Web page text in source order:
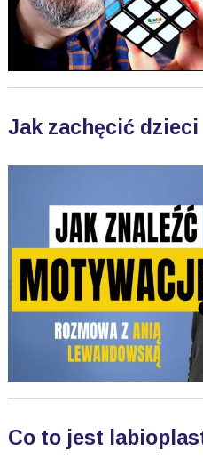
Jak zachęcić
Co to jest